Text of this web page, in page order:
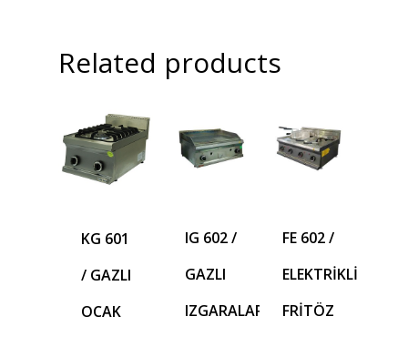
Related products
KG 601
/ GAZLI
OCAK
IG 602 /
GAZLI
IZGARALAR
FE 602 /
ELEKTRİKLİ
FRİTÖZ